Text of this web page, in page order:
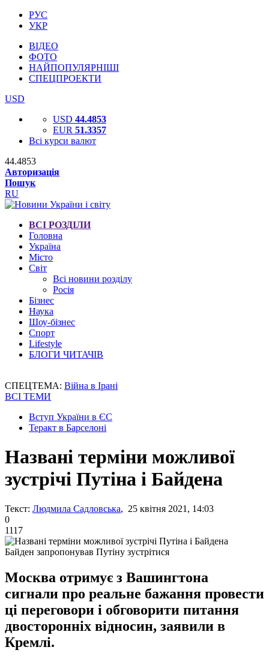
РУС
УКР
ВІДЕО
ФОТО
НАЙПОПУЛЯРНІШІ
СПЕЦПРОЕКТИ
USD
USD 44.4853
EUR 51.3357
Всі курси валют
44.4853
Авторизація
Пошук
RU
ВСІ РОЗДІЛИ
Головна
Україна
Місто
Світ
Всі новини розділу
Росія
Бізнес
Наука
Шоу-бізнес
Спорт
Lifestyle
БЛОГИ ЧИТАЧІВ
СПЕЦТЕМА: Війна в Ірані
ВСІ ТЕМИ
Вступ України в ЄС
Теракт в Барселоні
Названі терміни можливої
зустрічі Путіна і Байдена
Текст: Людмила Садловська, 25 квітня 2021, 14:03
0
1117
Байден запропонував Путіну зустрітися
Москва отримує з Вашингтона
сигнали про реальне бажання провести
ці переговори і обговорити питання
двосторонніх відносин, заявили в
Кремлі.